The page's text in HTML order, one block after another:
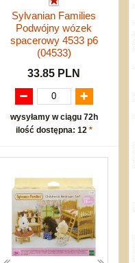
Sylvanian Families
Podwójny wózek
spacerowy 4533 p6
(04533)
33.85 PLN
wysyłamy w ciągu 72h
ilość dostępna: 12 *